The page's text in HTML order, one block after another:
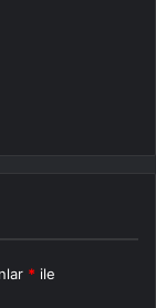
* ile